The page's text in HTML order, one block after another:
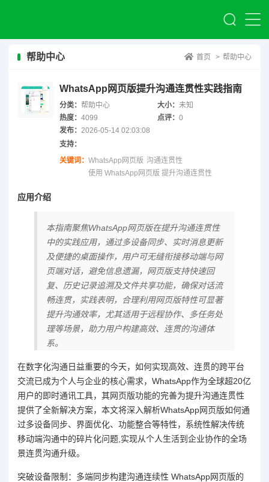
帮助中心 首页 > 帮助中心
WhatsApp网页版提升沟通连贯性实践指南
分类： 帮助中心 大小：未知
热度： 4099 点评：0
发布： 2026-05-14 02:03:08
支持：
关键词： WhatsApp网页版 沟通连贯性
使用 WhatsApp网页版 提升沟通连贯性
应用介绍
本指南聚焦WhatsApp网页版在提升沟通连贯性
中的实践应用，通过多设备同步、实时消息更新
及便捷的桌面操作，用户可无缝衔接移动端与网
页端对话，避免信息遗漏，网页版支持快速回
复、历史记录追溯及文件共享功能，确保对话流
畅连贯，实践表明，合理利用网页版特性可显著
提升沟通效率，尤其适用于远程协作、多任务处
理等场景，助力用户构建高效、连贯的沟通体
系。
在数字化沟通日益重要的今天，如何实现高效、连贯的跨平台
交流已成为个人与企业的核心需求，WhatsApp作为全球超20亿
用户的即时通讯工具，其网页版功能的完善为提升沟通连贯性
提供了全新解决方案，本文将深入解析WhatsApp网页版如何通
过多设备同步、界面优化、功能整合等特性，系统性解决传统
移动端沟通中的碎片化问题,实现从个人生活到企业协作的全场
景连贯沟通升级。
突破设备限制：多端同步构建沟通连续性 WhatsApp网页版的